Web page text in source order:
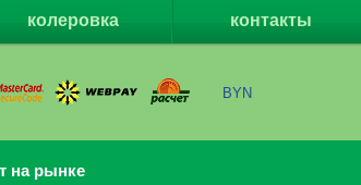
колеровка контакты
BYN
на рынке